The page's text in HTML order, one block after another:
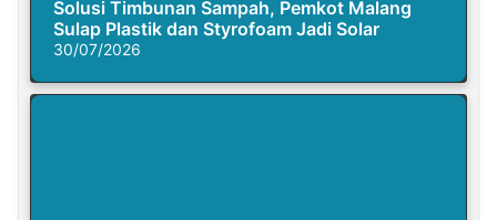
Solusi Timbunan Sampah, Pemkot Malang
Sulap Plastik dan Styrofoam Jadi Solar
30/07/2026